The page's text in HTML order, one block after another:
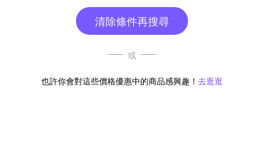
清除條件再搜尋
或
也許你會對這些價格優惠中的商品感興趣！ 去逛逛